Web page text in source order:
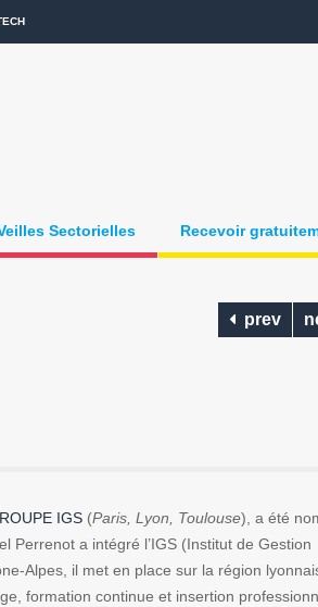
Sectorielles Recevoir
prev
IGS (Paris, Lyon, Toulouse), a été
Perrenot a intégré l’IGS (Institut de Gestion
Alpes, il met en place sur la région
formation continue et insertion